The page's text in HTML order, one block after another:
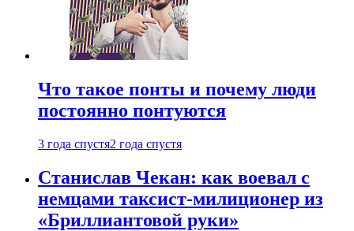
Что такое понты и почему люди
постоянно понтуются
3 года спустя2 года спустя
Станислав Чекан: как воевал с
немцами таксист-милиционер из
«Бриллиантовой руки»